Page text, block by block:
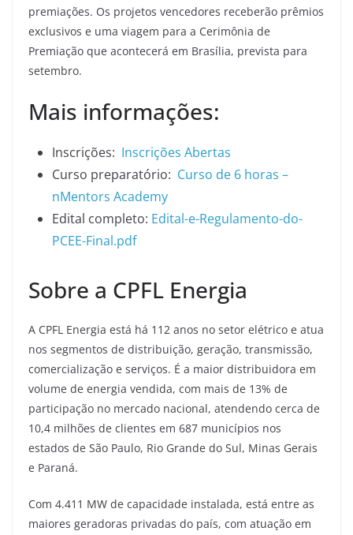
premiações. Os projetos vencedores receberão prêmios
exclusivos e uma viagem para a Cerimônia de
Premiação que acontecerá em Brasília, prevista para
setembro.
Mais informações:
Inscrições: Inscrições Abertas
Curso preparatório: Curso de 6 horas –
nMentors Academy
Edital completo: Edital-e-Regulamento-do-
PCEE-Final.pdf
Sobre a CPFL Energia
A CPFL Energia está há 112 anos no setor elétrico e atua
nos segmentos de distribuição, geração, transmissão,
comercialização e serviços. É a maior distribuidora em
volume de energia vendida, com mais de 13% de
participação no mercado nacional, atendendo cerca de
10,4 milhões de clientes em 687 municípios nos
estados de São Paulo, Rio Grande do Sul, Minas Gerais
e Paraná.
Com 4.411 MW de capacidade instalada, está entre as
maiores geradoras privadas do país, com atuação em